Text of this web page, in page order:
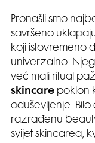
Pronašli smo
savršeno
koji istovremeno
univerzalno.
već mali ritual
skincare poklon
oduševljenje.
razrađenu
svijet skincarea,